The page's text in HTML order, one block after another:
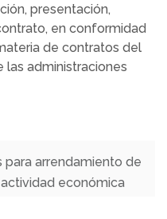
presentación,
en conformidad
de contratos del
administraciones
para arrendamiento de
económica